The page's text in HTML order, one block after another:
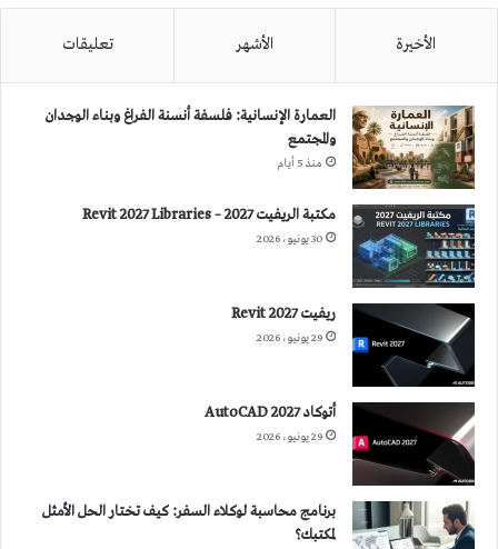
الأخيرة الأشهر تعليقات
العمارة الإنسانية: فلسفة أنسنة الفراغ وبناء الوجدان
والمجتمع
منذ 5 أيام
مكتبة الريفيت 2027 – Revit 2027 Libraries
30 يونيو، 2026
ريفيت 2027 Revit
29 يونيو، 2026
أتوكاد 2027 AutoCAD
29 يونيو، 2026
برنامج محاسبة لوكلاء السفر: كيف تختار الحل الأمثل
لمكتبك؟